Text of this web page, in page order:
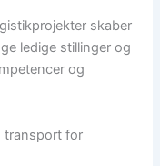
skaber
ledige stillinger og
og
transport for